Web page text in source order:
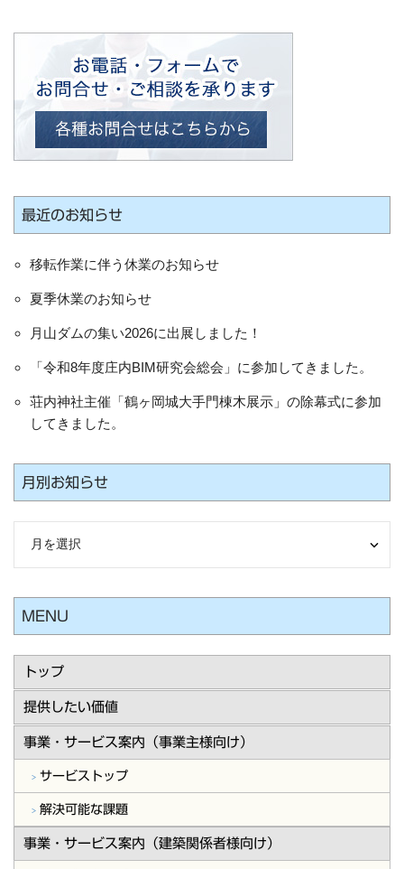
最近のお知らせ
移転作業に伴う休業のお知らせ
夏季休業のお知らせ
月山ダムの集い2026に出展しました！
「令和8年度庄内BIM研究会総会」に参加してきました。
荘内神社主催「鶴ヶ岡城大手門棟木展示」の除幕式に参加
してきました。
月別お知らせ
MENU
トップ
提供したい価値
事業・サービス案内（事業主様向け）
サービストップ
解決可能な課題
事業・サービス案内（建築関係者様向け）